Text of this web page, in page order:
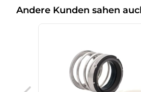
Andere Kunden sahen